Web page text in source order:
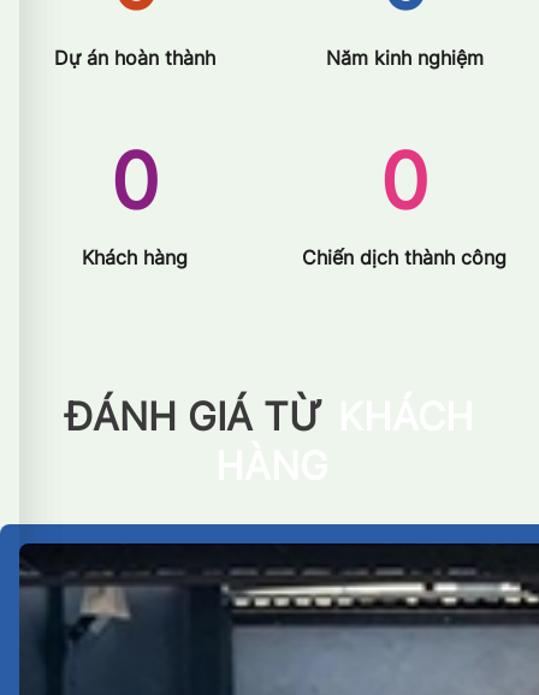
Dự án hoàn thành Năm kinh nghiệm
0
Khách hàng
0
Chiến dịch thành công
ĐÁNH GIÁ TỪ